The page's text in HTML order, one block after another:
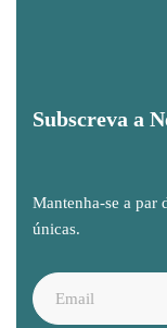
Subscreva a
Mantenha-se a par
únicas.